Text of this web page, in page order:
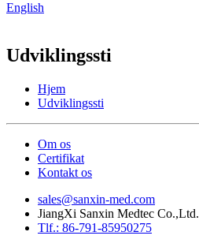
English
Udviklingssti
Hjem
Udviklingssti
Om os
Certifikat
Kontakt os
sales@sanxin-med.com
JiangXi Sanxin Medtec Co.,Ltd.
Tlf.: 86-791-85950275